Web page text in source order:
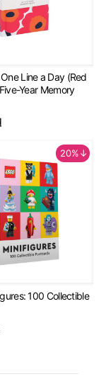
Line a Day (Red
Year Memory
20%↓
100 Collectible